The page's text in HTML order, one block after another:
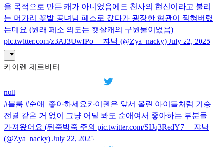
을 목적으로 만든 캐가 아니었음에도 천사의 현신이라고 불리
는 머가리 꽃밭 공녀님 페소로 갔다가 굉장한 혐관이 찍혀버렸
는데요 (원래 페소 의도는 햇살캐의 구원물이었음)
pic.twitter.com/z3AJ3UwfPo— 쟈낙 (@Zya_nacky) July 22, 2025
카이렌 제르바티
null
#블룸 #순애_좋아하세요카이렌은 앞서 올린 아이들처럼 기승
전결 같은 거 없이 그냥 어딜 봐도 순애여서 좋아하는 부분들
가져왔어요 (뒤죽박죽 주의 pic.twitter.com/SIJq3RedY7— 쟈낙
(@Zya_nacky) July 22, 2025